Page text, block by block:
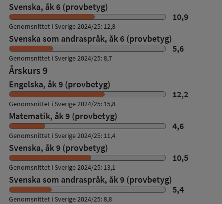
Svenska, åk 6 (provbetyg)
10,9
Genomsnittet i Sverige 2024/25: 12,8
Svenska som andraspråk, åk 6 (provbetyg)
5,6
Genomsnittet i Sverige 2024/25: 8,7
Årskurs 9
Engelska, åk 9 (provbetyg)
12,2
Genomsnittet i Sverige 2024/25: 15,8
Matematik, åk 9 (provbetyg)
4,6
Genomsnittet i Sverige 2024/25: 11,4
Svenska, åk 9 (provbetyg)
10,5
Genomsnittet i Sverige 2024/25: 13,1
Svenska som andraspråk, åk 9 (provbetyg)
5,4
Genomsnittet i Sverige 2024/25: 8,8